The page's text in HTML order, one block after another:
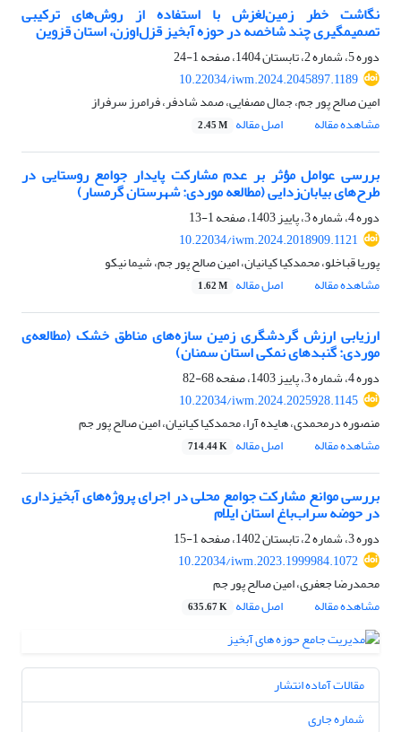
نگاشت خطر زمین‌لغزش با استفاده از روش‌های ترکیبی
تصمیمگیری چند شاخصه در حوزه آبخیز قزل‌اوزن، استان قزوین
دوره 5، شماره 2، تابستان 1404، صفحه
1-24
10.22034/iwm.2024.2045897.1189
امین صالح پور جم، جمال مصفایی، صمد شادفر، فرامرز سرفراز
مشاهده مقاله
اصل مقاله 2.45 M
بررسی عوامل مؤثر بر عدم مشارکت پایدار جوامع روستایی در
طرح‌های بیابان‌زدایی (مطالعه موردی: شهرستان گرمسار)
دوره 4، شماره 3، پاییز 1403، صفحه
1-13
10.22034/iwm.2024.2018909.1121
پوریا قباخلو، محمدکیا کیانیان، امین صالح پور جم، شیما نیکو
مشاهده مقاله
اصل مقاله 1.62 M
ارزیابی ارزش گردشگری زمین سازه‌های مناطق خشک (مطالعه‌ی
موردی: گنبدهای نمکی استان سمنان)
دوره 4، شماره 3، پاییز 1403، صفحه
68-82
10.22034/iwm.2024.2025928.1145
منصوره درمحمدی، هایده آرا، محمدکیا کیانیان، امین صالح پور جم
مشاهده مقاله
اصل مقاله 714.44 K
بررسی موانع مشارکت جوامع محلی در اجرای پروژه‌های آبخیزداری
در حوضه سراب‌باغ استان ایلام
دوره 3، شماره 2، تابستان 1402، صفحه
1-15
10.22034/iwm.2023.1999984.1072
محمدرضا جعفری، امین صالح پور جم
مشاهده مقاله
اصل مقاله 635.67 K
مقالات آماده انتشار
شماره جاری